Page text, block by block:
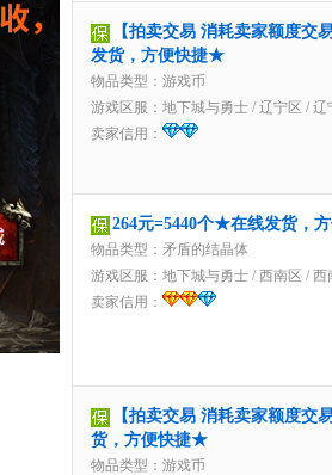
【拍卖交易 消耗卖家额度交
发货，方便快捷★
物品类型：游戏币
游戏区服： 地下城与勇士 / 辽宁区 / 辽
卖家信用：
264元=5440个★在线发货，
物品类型：矛盾的结晶体
游戏区服： 地下城与勇士 / 西南区 / 西
卖家信用：
【拍卖交易 消耗卖家额度交
货，方便快捷★
物品类型：游戏币